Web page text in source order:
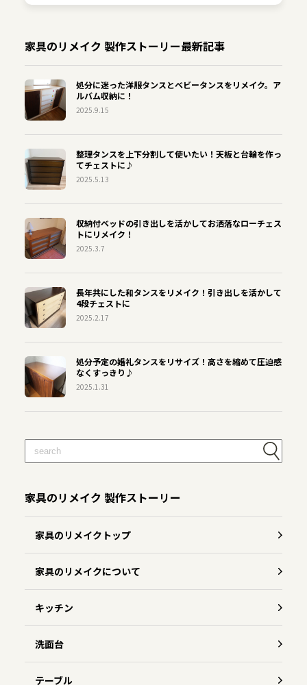
家具のリメイク 製作ストーリー最新記事
処分に迷った洋服タンスとベビータンスをリメイク。ア
ルバム収納に！
2025.9.15
整理タンスを上下分割して使いたい！天板と台輪を作っ
てチェストに♪
2025.5.13
収納付ベッドの引き出しを活かしてお洒落なローチェス
トにリメイク！
2025.3.7
長年共にした和タンスをリメイク！引き出しを活かして
4段チェストに
2025.2.17
処分予定の婚礼タンスをリサイズ！高さを縮めて圧迫感
なくすっきり♪
2025.1.31
家具のリメイク 製作ストーリー
家具のリメイクトップ
家具のリメイクについて
キッチン
洗面台
テーブル